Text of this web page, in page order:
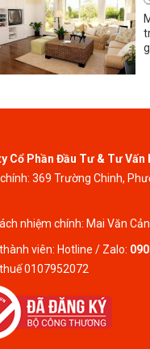
Cổ Phần Đầu Tư & Tư Vấn
369 Trường Chinh,
nhiệm chính: Mai Văn
viên: Hotline / Zalo:
0107952072